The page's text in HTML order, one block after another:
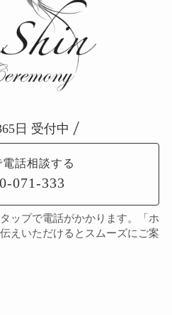
日 受付中
話相談する
071-333
ップで電話がかかります。「ホ
えいただけるとスムーズにご案